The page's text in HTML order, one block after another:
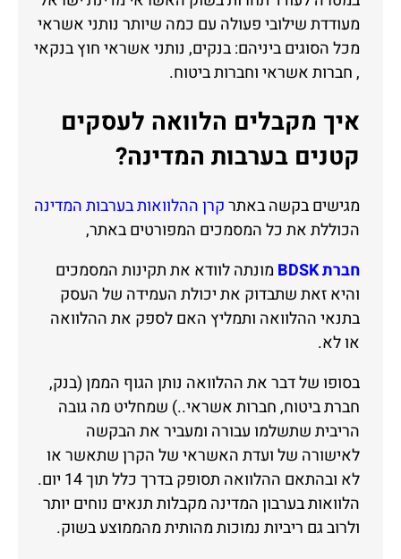
מעודדת שילובי פעולה עם כמה שיותר נותני אשראי
מכל הסוגים ביניהם: בנקים, נותני אשראי חוץ בנקאי
, חברות אשראי וחברות ביטוח.
איך מקבלים הלוואה לעסקים
קטנים בערבות המדינה?
מגישים בקשה באתרקרן ההלוואות בערבות המדינה
הכוללת את כל המסמכים המפורטים באתר,
חברת BDSK
מונתה לוודא את תקינות המסמכים
והיא זאת שתבדוק את יכולת העמידה של העסק
בתנאי ההלוואה ותמליץ האם לספק את ההלוואה
או לא.
בסופו של דבר את ההלוואה נותן הגוף הממן (בנק,
חברת ביטוח, חברות אשראי..) שמחליט מה גובה
הריבית שתשלמו עבורה ומעביר את הבקשה
לאישורה של ועדת האשראי של הקרן שתאשר או
לא ובהתאם ההלוואה תסופק בדרך כלל תוך 14 יום.
הלוואות בערבון המדינה מקבלות תנאים נוחים יותר
ולרוב גם ריביות נמוכות מהותית מהממוצע בשוק.